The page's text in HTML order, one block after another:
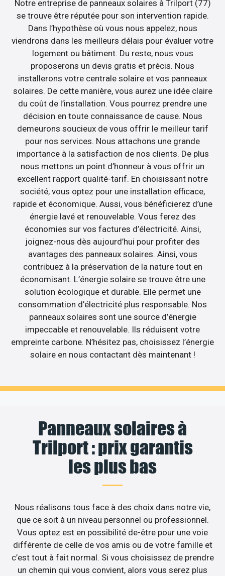
Notre entreprise de panneaux solaires à Trilport (77)
se trouve être réputée pour son intervention rapide.
Dans l’hypothèse où vous nous appelez, nous
viendrons dans les meilleurs délais pour évaluer votre
logement ou bâtiment. Du reste, nous vous
proposerons un devis gratis et précis. Nous
installerons votre centrale solaire et vos panneaux
solaires. De cette manière, vous aurez une idée claire
du coût de l’installation. Vous pourrez prendre une
décision en toute connaissance de cause. Nous
demeurons soucieux de vous offrir le meilleur tarif
pour nos services. Nous attachons une grande
importance à la satisfaction de nos clients. De plus
nous mettons un point d’honneur à vous offrir un
excellent rapport qualité-tarif. En choisissant notre
société, vous optez pour une installation efficace,
rapide et économique. Aussi, vous bénéficierez d’une
énergie lavé et renouvelable. Vous ferez des
économies sur vos factures d’électricité. Ainsi,
joignez-nous dès aujourd’hui pour profiter des
avantages des panneaux solaires. Ainsi, vous
contribuez à la préservation de la nature tout en
économisant. L’énergie solaire se trouve être une
solution écologique et durable. Elle permet une
consommation d’électricité plus responsable. Nos
panneaux solaires sont une source d’énergie
impeccable et renouvelable. Ils réduisent votre
empreinte carbone. N’hésitez pas, choisissez l’énergie
solaire en nous contactant dès maintenant !
Panneaux solaires à
Trilport : prix garantis
les plus bas
Nous réalisons tous face à des choix dans notre vie,
que ce soit à un niveau personnel ou professionnel.
Vous optez est en possibilité de-être pour une voie
différente de celle de vos amis ou de votre famille et
c’est tout à fait normal. Si vous choisissez de prendre
un chemin qui vous convient, alors vous serez plus